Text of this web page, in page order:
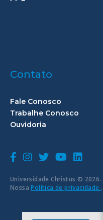
Universidade Christus ©
NossaPolítica de privacidade .
Contato
Fale Conosco
Trabalhe Conosco
Ouvidoria